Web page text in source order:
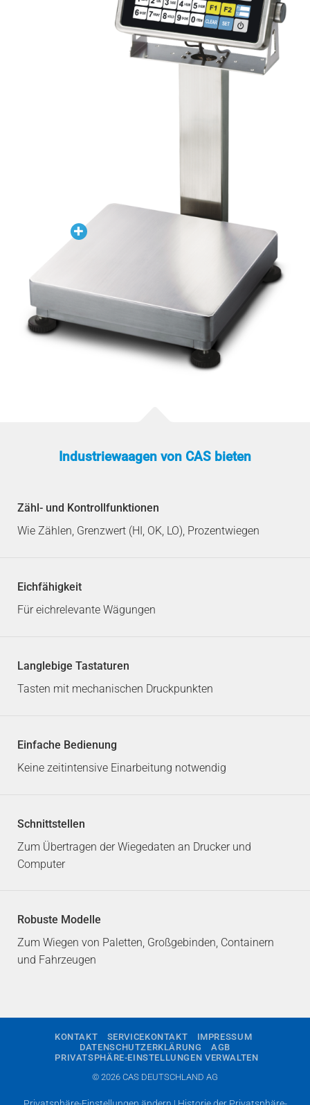
Industriewaagen von CAS bieten
Zähl- und Kontrollfunktionen
Wie Zählen, Grenzwert (HI, OK, LO), Prozentwiegen
Eichfähigkeit
Für eichrelevante Wägungen
Langlebige Tastaturen
Tasten mit mechanischen Druckpunkten
Einfache Bedienung
Keine zeitintensive Einarbeitung notwendig
Schnittstellen
Zum Übertragen der Wiegedaten an Drucker und
Computer
Robuste Modelle
Zum Wiegen von Paletten, Großgebinden, Containern
und Fahrzeugen
KONTAKT SERVICEKONTAKT
IMPRESSUM
DATENSCHUTZERKLÄRUNG
AGB
PRIVATSPHÄRE-EINSTELLUNGEN VERWALTEN
© 2026 CAS DEUTSCHLAND AG